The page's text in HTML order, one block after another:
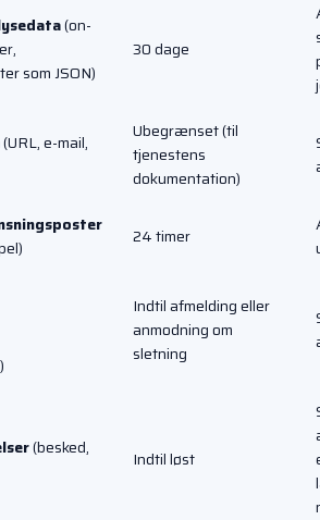
(on-
som JSON)
30 dage
(URL, e-mail,
Ubegrænset (til
tjenestens
dokumentation)
24 timer
Indtil afmelding eller
anmodning om
sletning
(besked,
Indtil løst